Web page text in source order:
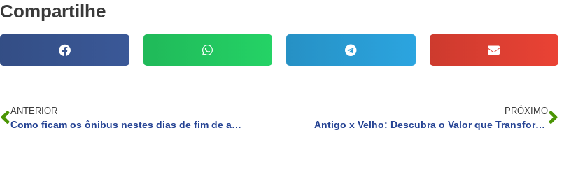
Compartilhe
ANTERIOR
Como ficam os ônibus nestes dias de fim de ano?
PRÓXIMO
Antigo x Velho: Descubra o Valor que Transforma Idade em Desejo